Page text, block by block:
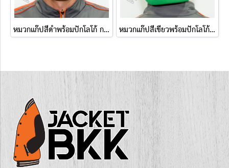
หมวกแก๊ปสีดำพร้อมปักโลโก้ กก.สส.ภ.จว.ปัตตานี หมวกแก๊ปสีเขียวพร้อมปักโลโก้ I LOVE FUJI CHA GREEN TEA